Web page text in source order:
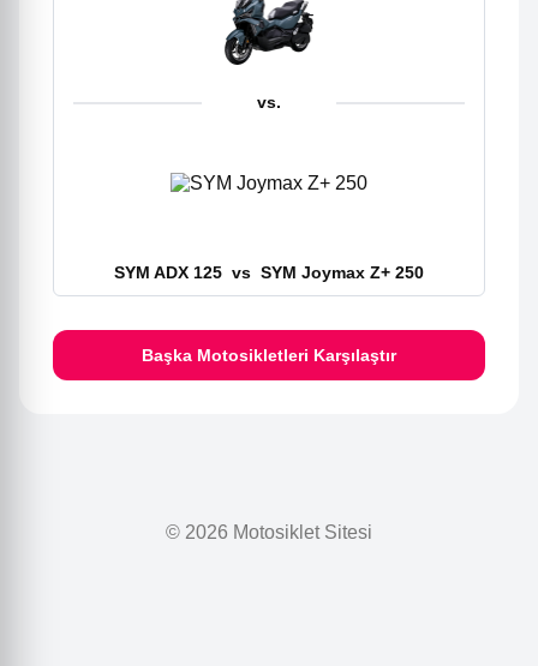
vs.
SYM ADX 125 vs SYM Joymax Z+ 250
Başka Motosikletleri Karşılaştır
© 2026 Motosiklet Sitesi